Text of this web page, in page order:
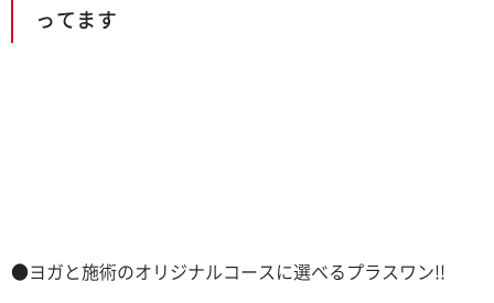
ってます
●ヨガと施術のオリジナルコースに選べるプラスワン!!